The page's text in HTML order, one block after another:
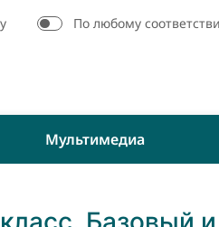
По любому
Мультимедиа